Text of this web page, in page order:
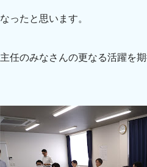
なったと思います。
主任のみなさんの更なる活躍を